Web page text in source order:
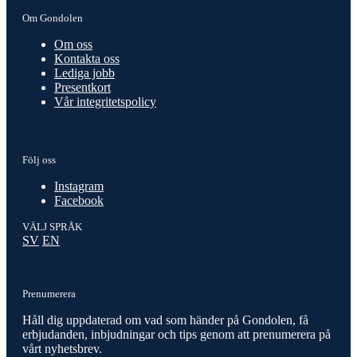
Om Gondolen
Om oss
Kontakta oss
Lediga jobb
Presentkort
Vår integritetspolicy
Följ oss
Instagram
Facebook
VÄLJ SPRÅK
SV EN
Prenumerera
Håll dig uppdaterad om vad som händer på Gondolen, få
erbjudanden, inbjudningar och tips genom att prenumerera på
vårt nyhetsbrev.